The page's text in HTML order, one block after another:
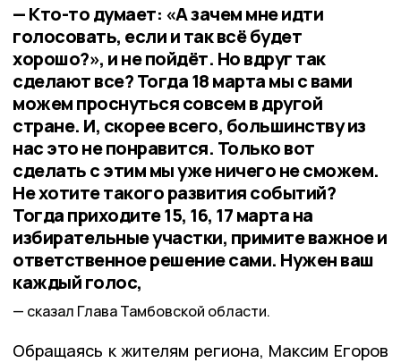
— Кто-то думает: «А зачем мне идти
голосовать, если и так всё будет
хорошо?», и не пойдёт. Но вдруг так
сделают все? Тогда 18 марта мы с вами
можем проснуться совсем в другой
стране. И, скорее всего, большинству из
нас это не понравится. Только вот
сделать с этим мы уже ничего не сможем.
Не хотите такого развития событий?
Тогда приходите 15, 16, 17 марта на
избирательные участки, примите важное и
ответственное решение сами. Нужен ваш
каждый голос,
сказал Глава Тамбовской области.
Обращаясь к жителям региона, Максим Егоров